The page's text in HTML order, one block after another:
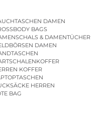
DAMEN
BAGS
& DAMENTÜCHER
DAMEN
KOFFER
HERREN
BAG